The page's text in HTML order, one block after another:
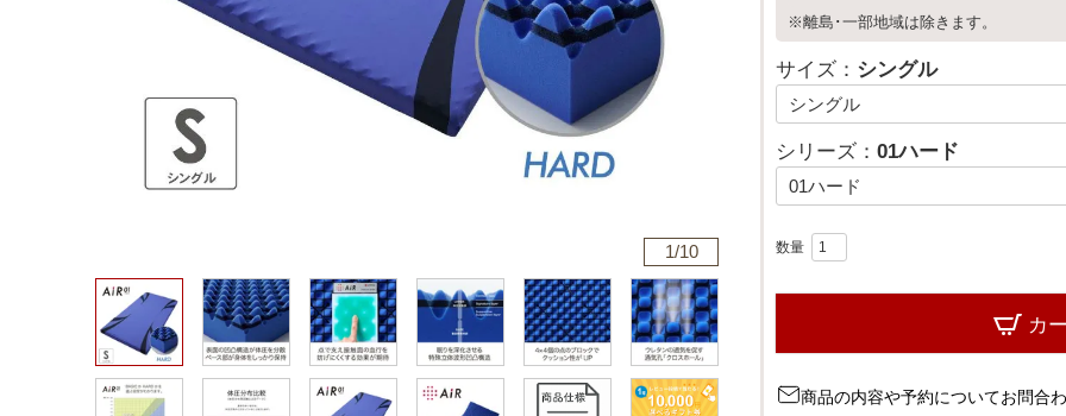
1/10
※離島･一部地域は除きます。
サイズ： シングル
シリーズ： 01ハード
カ
商品の内容や予約についてお問合